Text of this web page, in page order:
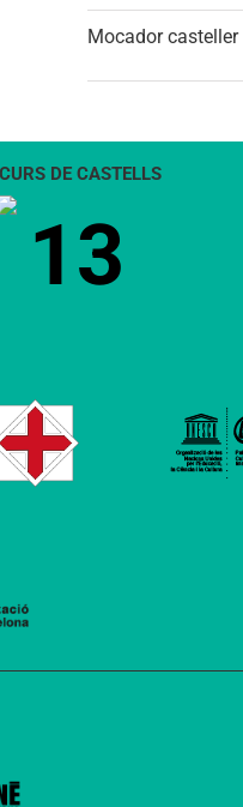
Mocador casteller
DE CASTELLS
13